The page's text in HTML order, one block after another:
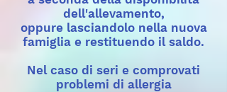
dell'allevamento,
oppure lasciandolo nella nuova
famiglia e restituendo il saldo.
Nel caso di seri e comprovati
problemi di allergia